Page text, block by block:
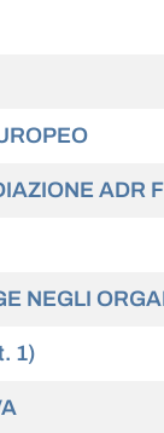
ADR
NEGLI
1)